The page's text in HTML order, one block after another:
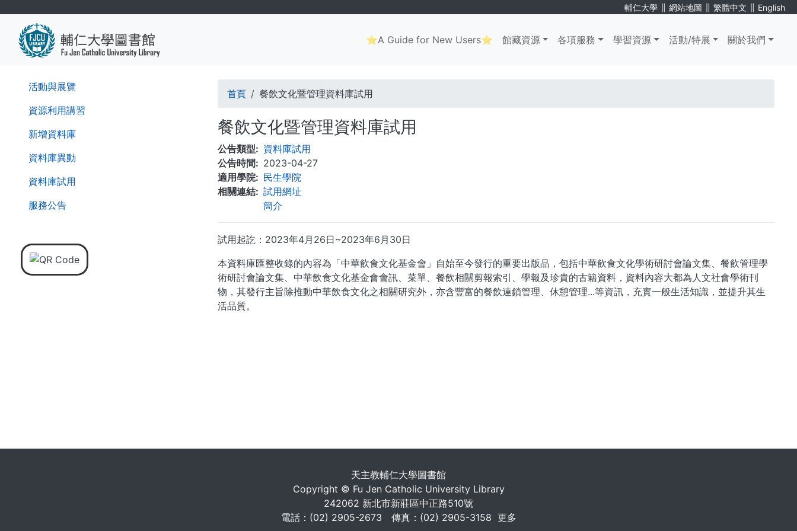
輔仁大學 ∥ 網站地圖 ∥ 繁體中文 ∥ English
Main
navigation
⭐A Guide for New Users⭐ 館藏資源 各項服務 學習資源 活動/特展 關於我們
活動與展覽
資源利用講習
新增資料庫
資料庫異動
資料庫試用
服務公告
導
航
連
結
首頁 餐飲文化暨管理資料庫試用
餐飲文化暨管理資料庫試用
公告類型
資料庫試用
公告時間
2023-04-27
適用學院
民生學院
相關連結
試用網址
簡介
試用起訖：2023年4月26日~2023年6月30日
本資料庫匯整收錄的內容為「中華飲食文化基金會」自始至今發行的重要出版品，包括中華飲食文化學術研討會論文集、餐飲管理學
術研討會論文集、中華飲食文化基金會會訊、菜單、餐飲相關剪報索引、學報及珍貴的古籍資料，資料內容大都為人文社會學術刊
物，其發行主旨除推動中華飲食文化之相關研究外，亦含豐富的餐飲連鎖管理、休憩管理...等資訊，充實一般生活知識，並提升其生
活品質。
天主教輔仁大學圖書館
Copyright © Fu Jen Catholic University Library
242062 新北市新莊區中正路510號
電話：(02) 2905-2673 傳真：(02) 2905-3158 更多